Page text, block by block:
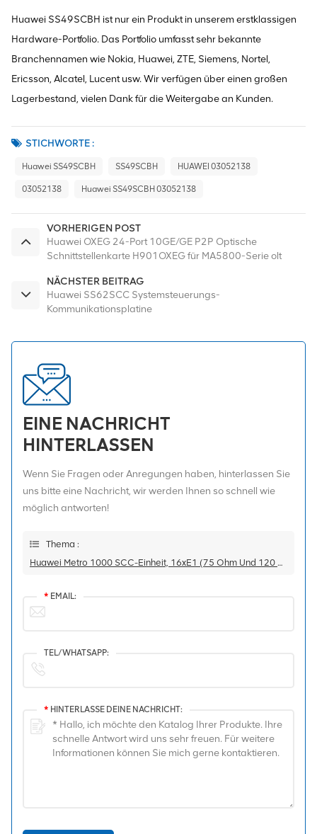
Huawei SS49SCBH ist nur ein Produkt in unserem erstklassigen
Hardware-Portfolio. Das Portfolio umfasst sehr bekannte
Branchennamen wie Nokia, Huawei, ZTE, Siemens, Nortel,
Ericsson, Alcatel, Lucent usw. Wir verfügen über einen großen
Lagerbestand, vielen Dank für die Weitergabe an Kunden.
STICHWORTE :
Huawei SS49SCBH SS49SCBH HUAWEI 03052138
03052138 Huawei SS49SCBH 03052138
VORHERIGEN POST
Huawei OXEG 24-Port 10GE/GE P2P Optische
Schnittstellenkarte H901OXEG für MA5800-Serie olt
NÄCHSTER BEITRAG
Huawei SS62SCC Systemsteuerungs-
Kommunikationsplatine
EINE NACHRICHT
HINTERLASSEN
Wenn Sie Fragen oder Anregungen haben, hinterlassen Sie
uns bitte eine Nachricht, wir werden Ihnen so schnell wie
möglich antworten!
Thema :
Huawei Metro 1000 SCC-Einheit, 16xE1 (75 Ohm Und 120 Ohm) / 2xSTM-1 155M Line Unit, Integrierte Platine SS49SCBH, Ausgestattet Mit 2 S-1.1 15 Km SFP-Modulen
* EMAIL:
TEL/WHATSAPP:
* HINTERLASSE DEINE NACHRICHT: